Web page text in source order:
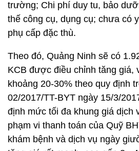
trường; Chi phí duy tu, bảo
thế công cụ, dụng cụ; chưa có
phụ cấp đặc thù.
Theo đó, Quảng Ninh sẽ có
KCB được điều chỉnh tăng giá,
khoảng 20-30% theo quy định
02/2017/TT-BYT ngày 15/3/
định mức tối đa khung giá dịch
phạm vi thanh toán của Quỹ
khám bệnh và dịch vụ ngày